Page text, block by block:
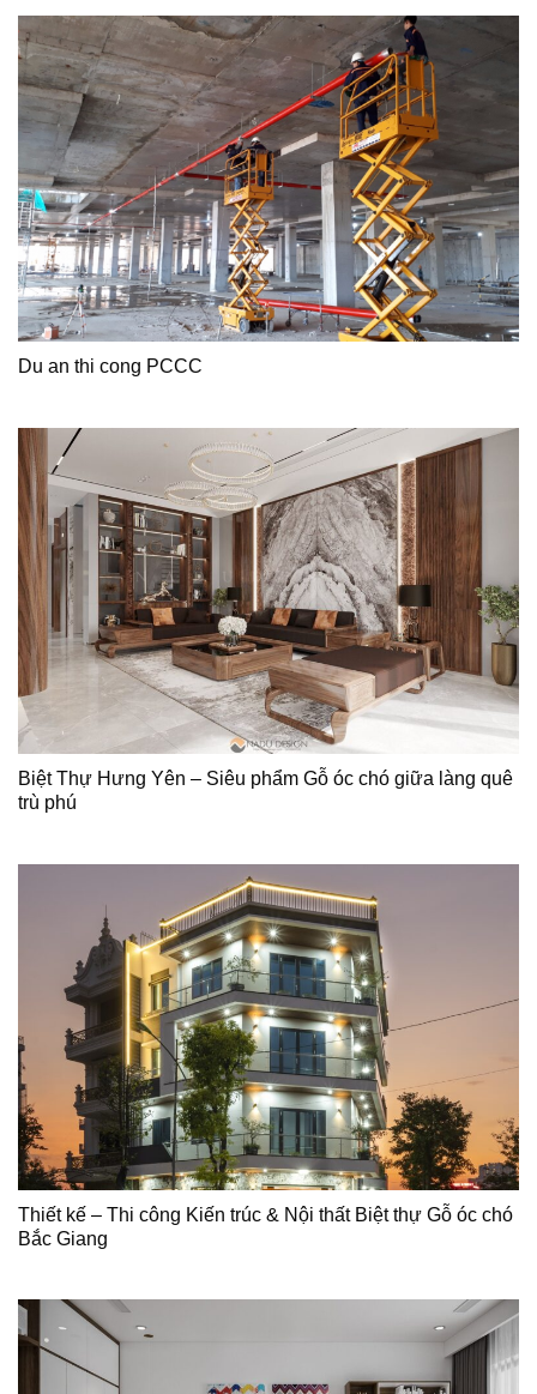
Du an thi cong PCCC
Biệt Thự Hưng Yên – Siêu phẩm Gỗ óc chó giữa làng quê
trù phú
Thiết kế – Thi công Kiến trúc & Nội thất Biệt thự Gỗ óc chó
Bắc Giang